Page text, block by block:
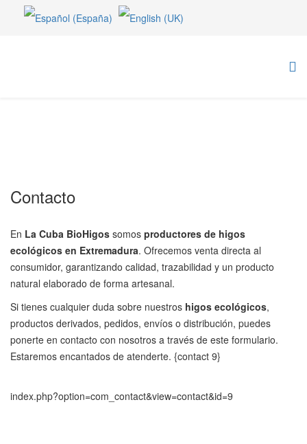
Contacto
En La Cuba BioHigos somos productores de higos
ecológicos en Extremadura. Ofrecemos venta directa al
consumidor, garantizando calidad, trazabilidad y un producto
natural elaborado de forma artesanal.
Si tienes cualquier duda sobre nuestros higos ecológicos,
productos derivados, pedidos, envíos o distribución, puedes
ponerte en contacto con nosotros a través de este formulario.
Estaremos encantados de atenderte. {contact 9}
index.php?option=com_contact&view=contact&id=9